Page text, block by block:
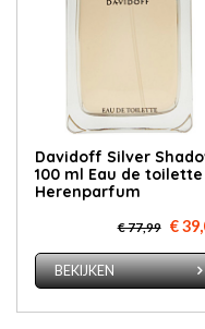
Davidoff Silver
100 ml Eau de toilette
Herenparfum
€ 77,99 €
BEKIJKEN